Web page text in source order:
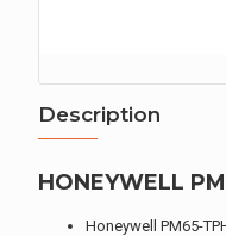
Description
HONEYWELL
Honeywell PM65-